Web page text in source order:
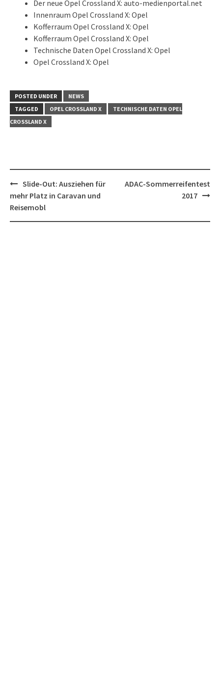
Der neue Opel Crossland X: auto-medienportal.net
Innenraum Opel Crossland X: Opel
Kofferraum Opel Crossland X: Opel
Kofferraum Opel Crossland X: Opel
Technische Daten Opel Crossland X: Opel
Opel Crossland X: Opel
POSTED UNDER
NEWS
TAGGED
OPEL CROSSLAND X
TECHNISCHE DATEN OPEL
CROSSLAND X
Post
navigation
Slide-Out: Ausziehen für
mehr Platz in Caravan und
Reisemobl
ADAC-Sommerreifentest
2017